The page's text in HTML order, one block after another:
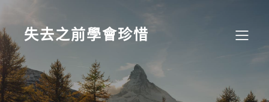
content
失去之前學會珍惜